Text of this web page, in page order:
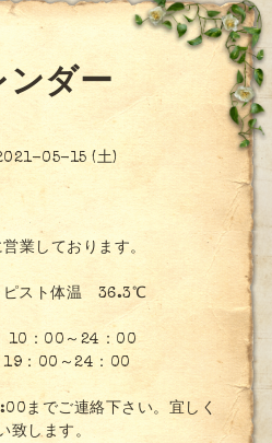
ンダー
05-15 (土)
業しております。
ピスト体温 36.3℃
：00～24：00
19：00～24：00
までご連絡下さい。宜しく
致します。